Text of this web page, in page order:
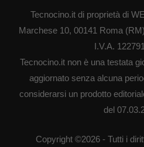
Tecnocino.it di proprietà di
Marchese 10, 00141 Roma
I.V.A.
Tecnocino.it non è una testata
aggiornato senza alcuna
considerarsi un prodotto
del
Copyright ©2026 - Tutti i